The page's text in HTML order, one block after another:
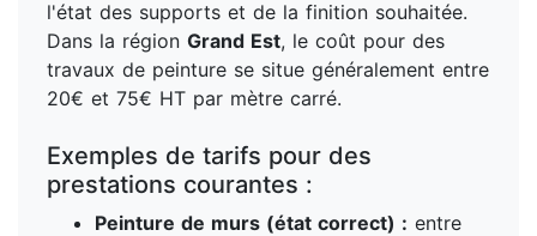
l'état des supports et de la finition souhaitée.
Dans la région Grand Est, le coût pour des
travaux de peinture se situe généralement entre
20€ et 75€ HT par mètre carré.
Exemples de tarifs pour des
prestations courantes :
Peinture de murs (état correct) : entre